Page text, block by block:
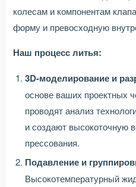
колесам и компонентам
форму и превосходную
Наш процесс литья:
3D-моделирование и
основе ваших проектных
проводят анализ
и создают высокоточную
прессования.
Подавление и
Высокотемпературный